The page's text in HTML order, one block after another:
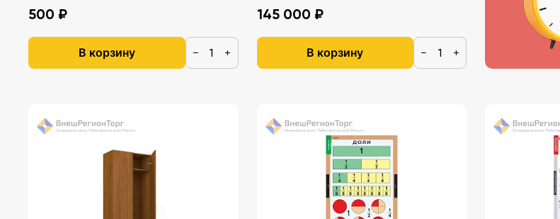
500 ₽
В корзину − +
145 000 ₽
В корзину − +